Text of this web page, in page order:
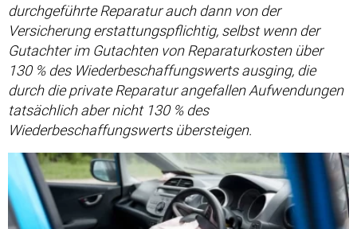
durchgeführte Reparatur auch dann von der
Versicherung erstattungspflichtig, selbst wenn der
Gutachter im Gutachten von Reparaturkosten über
130 % des Wiederbeschaffungswerts ausging, die
durch die private Reparatur angefallen Aufwendungen
tatsächlich aber nicht 130 % des
Wiederbeschaffungswerts übersteigen.